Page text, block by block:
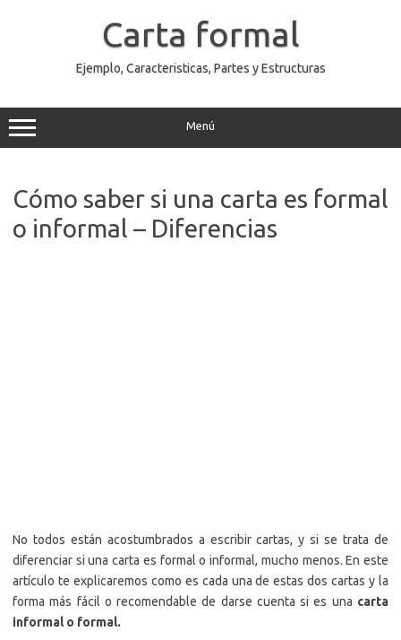
Carta formal
Ejemplo, Caracteristicas, Partes y Estructuras
Menú
Cómo saber si una carta es formal
o informal – Diferencias
No todos están acostumbrados a escribir cartas, y si se trata de
diferenciar si una carta es formal o informal, mucho menos. En este
artículo te explicaremos como es cada una de estas dos cartas y la
forma más fácil o recomendable de darse cuenta si es una carta
informal o formal.